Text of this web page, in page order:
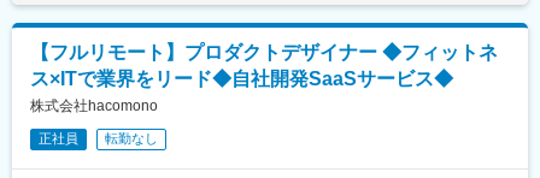
を得意としているため、社内のディレクターやエンジニアとワン
チームでプロジェクトを進めていきます。お互いに作用し合うこ
とで、機能や効果を高めていける体制になるため、他の職能から
学ぶことも多くあります。
変更の範囲：会社の定める業務
◇既存UIの改善
・パフォーマンスやユーザビリティに課題のあるUIの改善
・より良い体験や、ブランディング観点でのUI改善
・開発組織全体に対する、フロントエンドの品質向上のためのイ
ネイブリング活動
◇デザインシステムの構築・運用
【フルリモート】プロダクトデザイナー ◆フィットネ
ス×ITで業界をリード◆自社開発SaaSサービス◆
株式会社hacomono
正社員 転勤なし